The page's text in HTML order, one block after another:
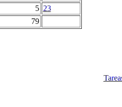
5 23
79